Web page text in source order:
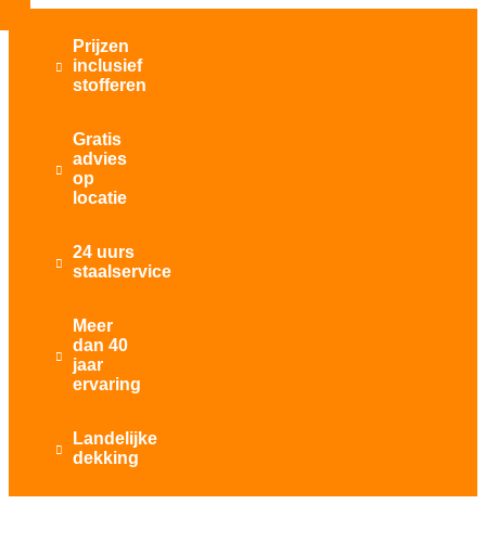

Prijzen
inclusief
stofferen

Gratis
advies
op
locatie

24 uurs
staalservice

Meer
dan 40
jaar
ervaring

Landelijke
dekking